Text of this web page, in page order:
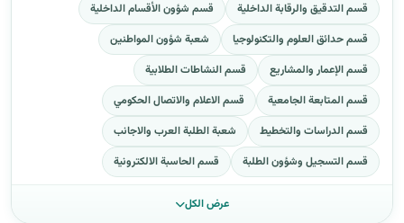
قسم التدقيق والرقابة الداخلية
قسم شؤون الأقسام الداخلية
قسم حدائق العلوم والتكنولوجيا
شعبة شؤون المواطنين
قسم الإعمار والمشاريع
قسم النشاطات الطلابية
قسم المتابعة الجامعية
قسم الاعلام والاتصال الحكومي
قسم الدراسات والتخطيط
شعبة الطلبة العرب والاجانب
قسم التسجيل وشؤون الطلبة
قسم الحاسبة الالكترونية
عرض الكل